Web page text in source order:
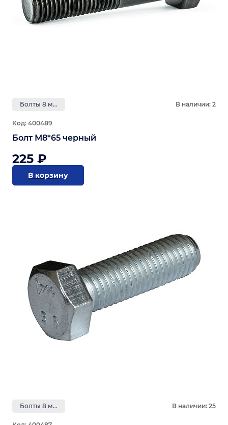
Болты 8 мм В наличии: 2
Код: 400489
Болт М8*65 черный
225 ₽
В корзину
Болты 8 мм В наличии: 25